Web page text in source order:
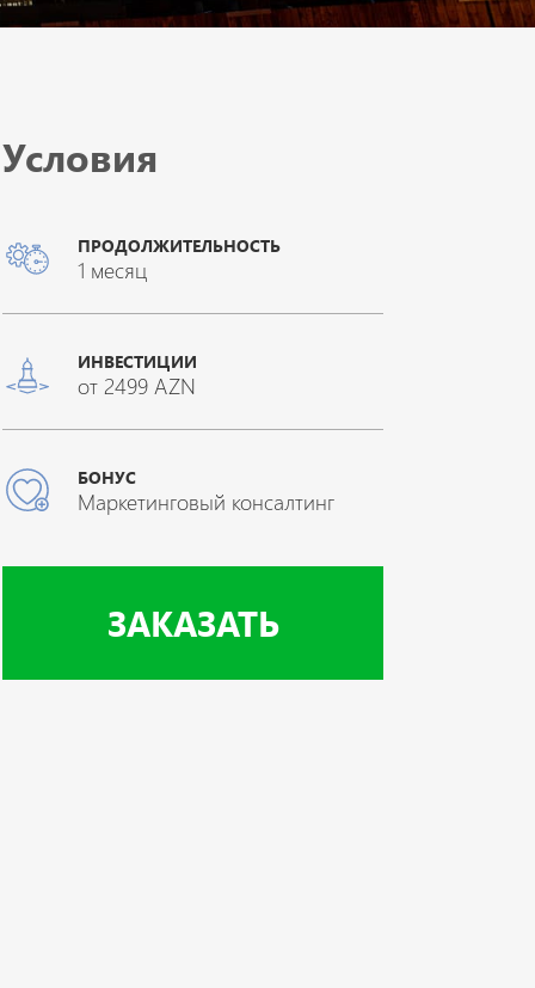
Условия
ПРОДОЛЖИТЕЛЬНОСТЬ
1 месяц
ИНВЕСТИЦИИ
от 2499 AZN
БОНУС
Маркетинговый консалтинг
ЗАКАЗАТЬ